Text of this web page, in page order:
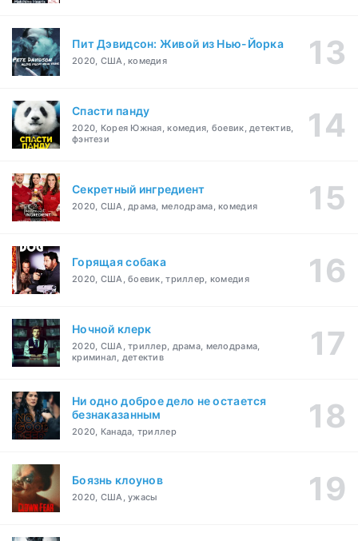
Пит Дэвидсон: Живой из Нью-Йорка
2020, США, комедия
Спасти панду
2020, Корея Южная, комедия, боевик, детектив,
фэнтези
Секретный ингредиент
2020, США, драма, мелодрама, комедия
Горящая собака
2020, США, боевик, триллер, комедия
Ночной клерк
2020, США, триллер, драма, мелодрама,
криминал, детектив
Ни одно доброе дело не остается
безнаказанным
2020, Канада, триллер
Боязнь клоунов
2020, США, ужасы